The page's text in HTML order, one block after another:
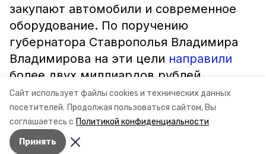
Сайт использует файлы cookies и технических данных
посетителей. Продолжая пользоваться сайтом, Вы
соглашаетесь с Политикой конфиденциальности
Принять
закупают автомобили и современное
оборудование. По поручению
губернатора Ставрополья Владимира
Владимирова на эти цели направили
более двух миллиардов рублей.
ставропольский край минздрав ск
Авторы: Сталина Лесь-Нелина